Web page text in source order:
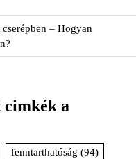
– Hogyan
cimkék a
fenntarthatóság (94)